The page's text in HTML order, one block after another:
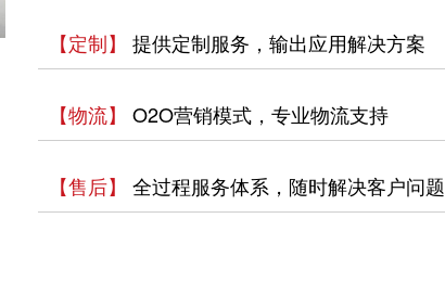
【定制】 提供定制服务，输出应用解决方案
【物流】 O2O营销模式，专业物流支持
【售后】 全过程服务体系，随时解决客户问题